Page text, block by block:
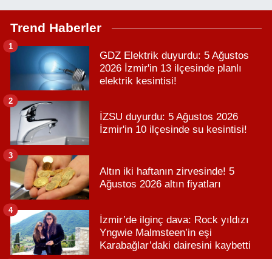
Trend Haberler
GDZ Elektrik duyurdu: 5 Ağustos
2026 İzmir'in 13 ilçesinde planlı
elektrik kesintisi!
1
İZSU duyurdu: 5 Ağustos 2026
İzmir'in 10 ilçesinde su kesintisi!
2
Altın iki haftanın zirvesinde! 5
Ağustos 2026 altın fiyatları
3
İzmir’de ilginç dava: Rock yıldızı
Yngwie Malmsteen’in eşi
Karabağlar’daki dairesini kaybetti
4